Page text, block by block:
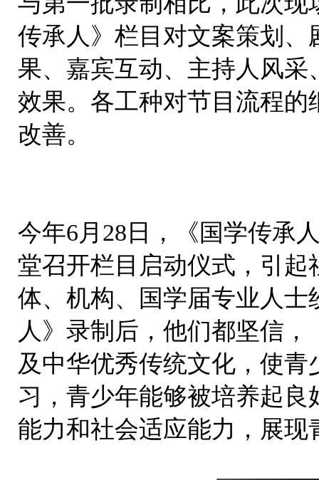
传承人》栏目对文案策划
果、嘉宾互动、主持人风
效果。 各工种对节目流程的
改善。
今年6月28日，《国学传承
堂召开栏目启动仪式，引
体、机构、国学届专业人士
人》录制后，他们都坚信
及中华优秀传统文化，使
习，青少年能够被培养起
能力和社会适应能力，展现